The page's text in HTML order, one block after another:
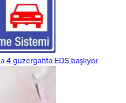
4 güzergahta EDS başlıyor